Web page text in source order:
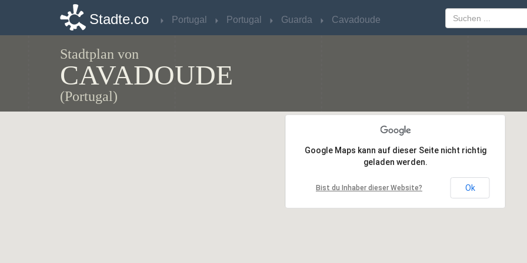
Stadte.co Portugal Portugal Guarda Cavadoude
Stadtplan von
CAVADOUDE
(Portugal)
Google Maps kann auf dieser Seite nicht richtig
geladen werden.
Bist du Inhaber dieser Website? Ok
Google Maps kann auf dieser Seite nicht richtig
geladen werden.
Bist du Inhaber dieser Website? Ok
Stadte.co Portugal Portugal Guarda Cavadoude